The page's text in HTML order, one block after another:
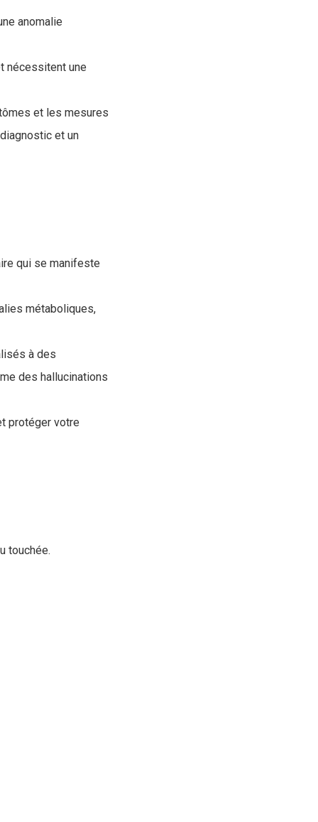
anomalie
nécessitent une
et les mesures
et un
qui se manifeste
métaboliques,
à des
des hallucinations
protéger votre
touchée.